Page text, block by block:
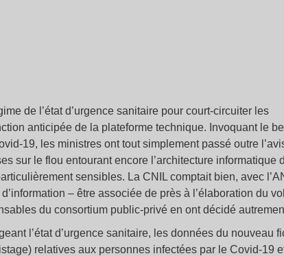
de l’état d’urgence sanitaire pour court-circuiter les
anticipée de la plateforme technique. Invoquant le
19, les ministres ont tout simplement passé outre
sur le flou entourant encore l’architecture informatique
sensibles. La CNIL comptait bien, avec
– être associée de près à l’élaboration du
du consortium public-privé en ont décidé
l’état d’urgence sanitaire, les données du nouveau
relatives aux personnes infectées par le Covid-19